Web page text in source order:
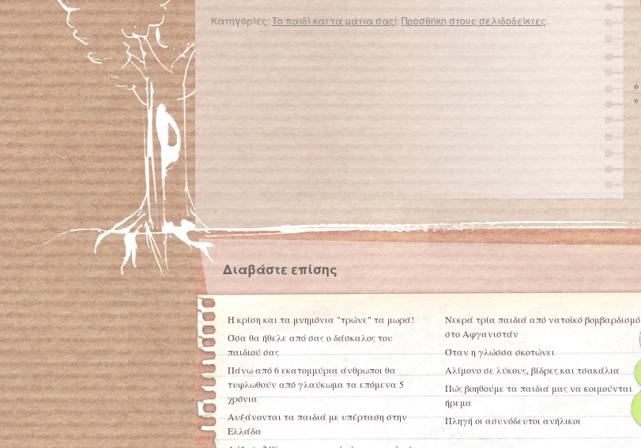
Κατηγορίες:Το παιδί και τα μάτια σας!. Προσθήκη στους σελιδοδείκτες.
← Επιστροφή στο %s
H TV βλάπτει την ικανότητα λόγου στα μικρά παιδιά
Διαβάστε επίσης
Η κρίση και τα μνημόνια "τρώνε" τα μωρά!
Όσα θα ήθελε από σας ο δάσκαλος του
παιδιού σας
Πάνω από 6 εκατομμύρια άνθρωποι θα
τυφλωθούν από γλαύκωμα τα επόμενα 5
χρόνια
Αυξάνονται τα παιδιά με υπέρταση στην
Ελλάδα
Νεκρά τρία παιδιά από νατοϊκό βομβαρδισμό
στο Αφγανιστάν
Όταν η γλώσσα σκοτώνει
Αλίμονο σε λύκους, βίδρες και τσακάλια
Πώς βοηθούμε τα παιδιά μας να κοιμούνται
ήρεμα
Πληγή οι ασυνόδευτοι ανήλικοι